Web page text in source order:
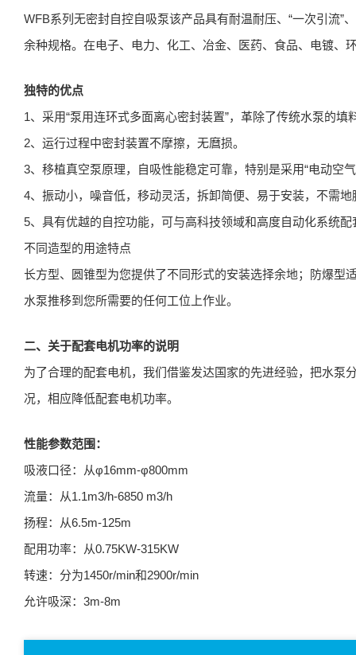
WFB系列无密封自控自吸泵该产品具有耐温耐压、“一次引流”
余种规格。在电子、电力、化工、冶金、医药、食品、电镀、
独特的优点
1、采用“泵用连环式多面离心密封装置”，革除了传统水泵的
2、运行过程中密封装置不摩擦，无麿损。
3、移植真空泵原理，自吸性能稳定可靠，特别是采用“电动空
4、振动小，噪音低，移动灵活，拆卸简便、易于安装，不需地
5、具有优越的自控功能，可与高科技领域和高度自动化系统配
不同造型的用途特点
长方型、圆锥型为您提供了不同形式的安装选择余地；防爆型
水泵推移到您所需要的任何工位上作业。
二、关于配套电机功率的说明
为了合理的配套电机，我们借鉴发达国家的先进经验，把水
况，相应降低配套电机功率。
性能参数范围：
吸液口径：从φ16mm-φ800mm
流量：从1.1m3/h-6850 m3/h
扬程：从6.5m-125m
配用功率：从0.75KW-315KW
转速：分为1450r/min和2900r/min
允许吸深：3m-8m